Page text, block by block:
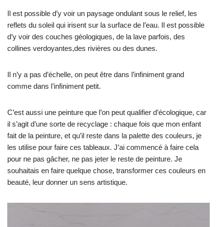
Il est possible d’y voir un paysage ondulant sous le relief, les
reflets du soleil qui irisent sur la surface de l’eau. Il est possible
d’y voir des couches géologiques, de la lave parfois, des
collines verdoyantes,des rivières ou des dunes.
Il n’y a pas d’échelle, on peut être dans l’infiniment grand
comme dans l’infiniment petit.
C’est aussi une peinture que l’on peut qualifier d’écologique, car
il s’agit d’une sorte de recyclage : chaque fois que mon enfant
fait de la peinture, et qu’il reste dans la palette des couleurs, je
les utilise pour faire ces tableaux. J’ai commencé à faire cela
pour ne pas gâcher, ne pas jeter le reste de peinture. Je
souhaitais en faire quelque chose, transformer ces couleurs en
beauté, leur donner un sens artistique.